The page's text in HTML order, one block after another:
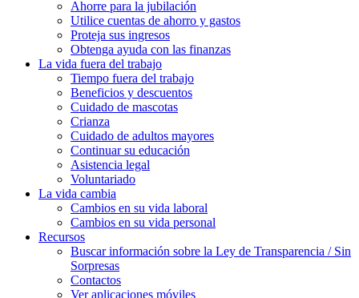
Ahorre para la jubilación
Utilice cuentas de ahorro y gastos
Proteja sus ingresos
Obtenga ayuda con las finanzas
La vida fuera del trabajo
Tiempo fuera del trabajo
Beneficios y descuentos
Cuidado de mascotas
Crianza
Cuidado de adultos mayores
Continuar su educación
Asistencia legal
Voluntariado
La vida cambia
Cambios en su vida laboral
Cambios en su vida personal
Recursos
Buscar información sobre la Ley de Transparencia / Sin
Sorpresas
Contactos
Ver aplicaciones móviles